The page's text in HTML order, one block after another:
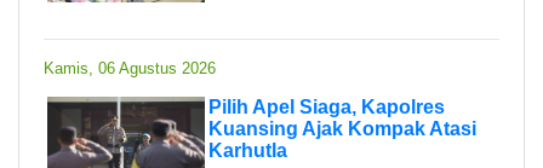
Kamis, 06 Agustus 2026
Pilih Apel Siaga, Kapolres
Kuansing Ajak Kompak Atasi
Karhutla